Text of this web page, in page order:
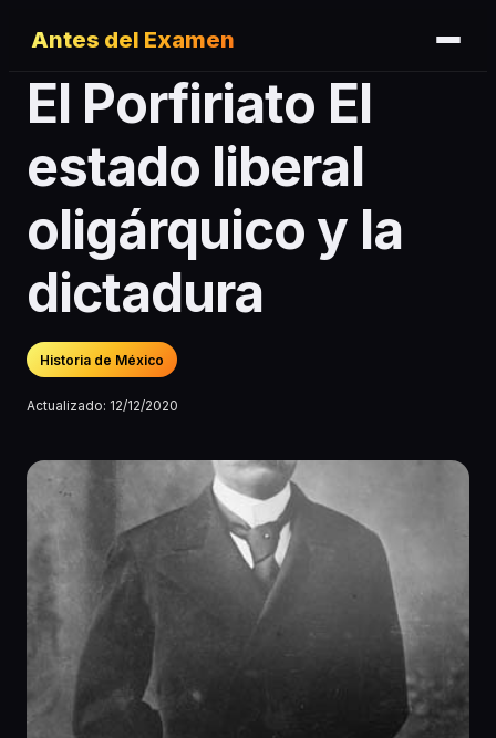
Antes del Examen
El Porfiriato El
estado liberal
oligárquico y la
dictadura
Historia de México
Actualizado: 12/12/2020